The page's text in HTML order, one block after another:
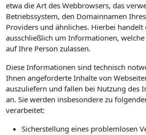
etwa die Art des Webbrowsers, das
Betriebssystem, den Domainnamen
Providers und ähnliches. Hierbei handelt
ausschließlich um Informationen, welche
auf Ihre Person zulassen.
Diese Informationen sind technisch
Ihnen angeforderte Inhalte von
auszuliefern und fallen bei Nutzung des
an. Sie werden insbesondere zu
verarbeitet:
Sicherstellung eines problemlosen